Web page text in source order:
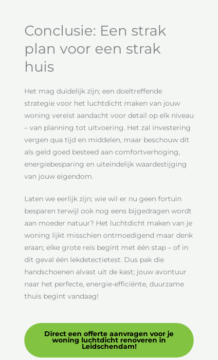
Conclusie: Een strak
plan voor een strak
huis
Het mag duidelijk zijn; een doeltreffende
strategie voor het luchtdicht maken van jouw
woning vereist aandacht voor detail op elk niveau
– van planning tot uitvoering. Het zal investering
vergen qua tijd en middelen, maar beschouw dit
als geld goed besteed aan comfortverhoging,
energiebesparing en uiteindelijk waardestijging
van jouw eigendom.
Laten we eerlijk zijn; wie wil er nu geen fortuin
besparen terwijl ook nog eens bijgedragen wordt
aan moeder natuur? Het luchtdicht maken van je
woning lijkt misschien ontmoedigend maar denk
eraan; elke grote reis begint met één stap – of in
dit geval één lekdetectietest. Dus pak die
handschoenen alvast uit de kast; jouw avontuur
naar het perfecte, energie-efficiënte, duurzame
thuis begint vandaag!
Direct een offerte aanvragen voor je
woning luchtdicht renoveren in
Leidschendam!